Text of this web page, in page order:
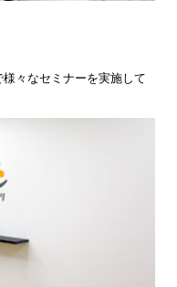
々なセミナーを実施して